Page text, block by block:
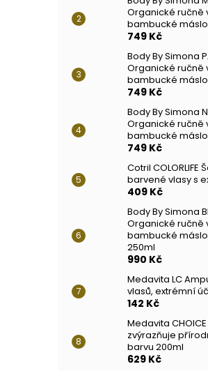
Organické ručně
bambucké
749 Kč
Body By Simona
Organické ručně
bambucké
749 Kč
Body By Simona
Organické ručně
bambucké
749 Kč
Cotril COLORLIFE
barvené vlasy s
409 Kč
Body By Simona
Organické ručně
bambucké
250ml
990 Kč
Medavita LC
vlasů, extrémní
142 Kč
Medavita
zvýrazňuje
barvu 200ml
629 Kč